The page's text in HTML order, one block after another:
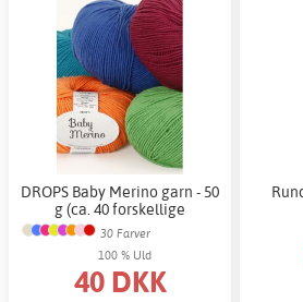
DROPS Baby Merino garn - 50
g (ca. 40 forskellige
farvemuligheder)
30 Farver
100 % Uld
40 DKK